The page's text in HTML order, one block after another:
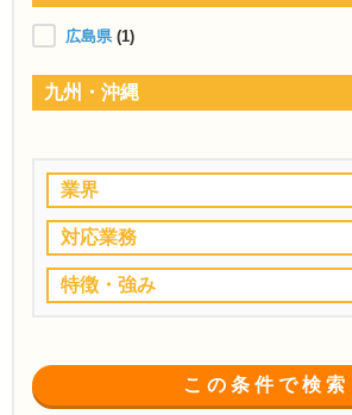
広島県 (1)
九州・沖縄
業界
対応業務
特徴・強み
この条件で検索